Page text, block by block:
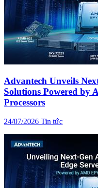
Advantech Unveils
Solutions Powered by
Processors
24/07/2026 Tin tức